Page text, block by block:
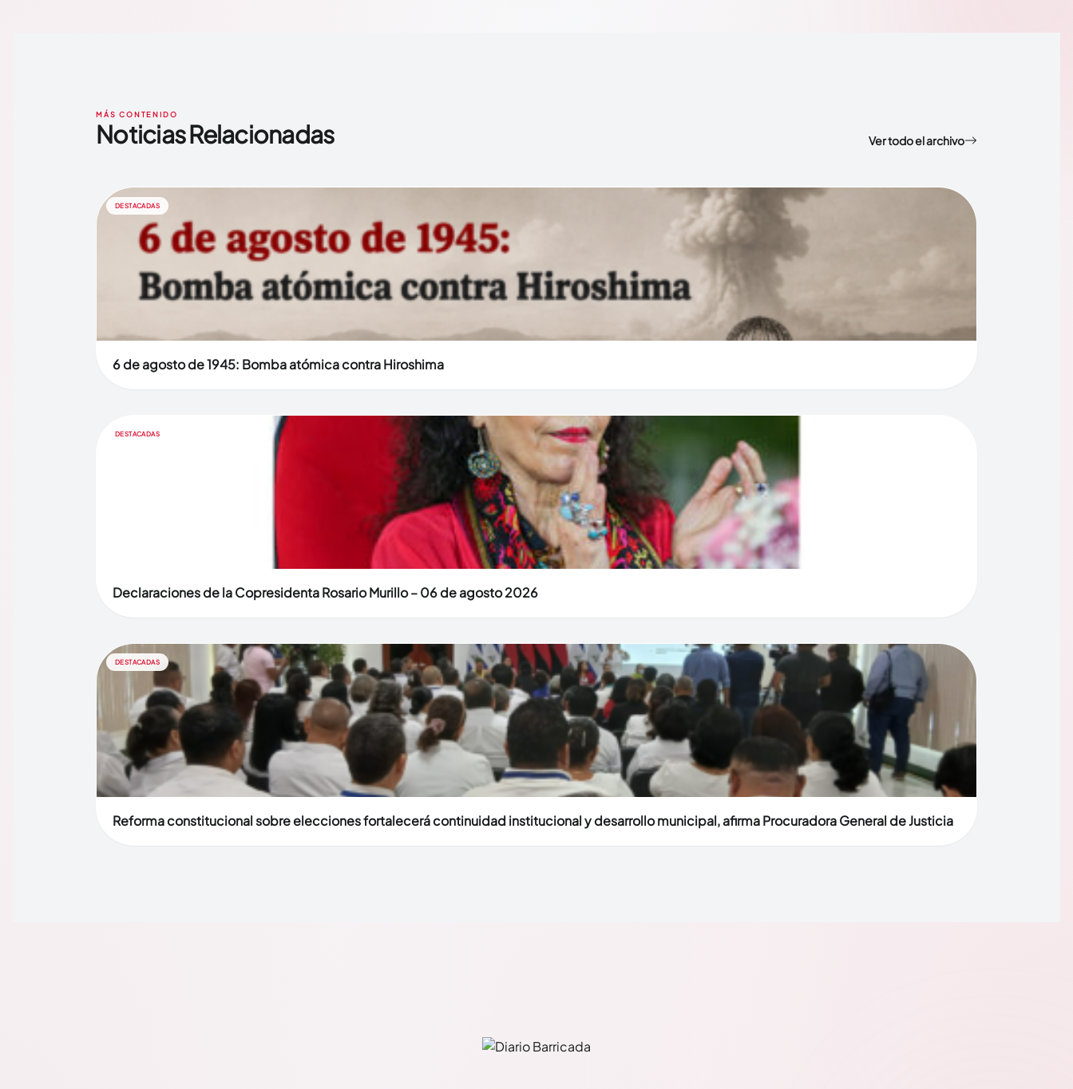
MÁS CONTENIDO
Noticias Relacionadas Ver todo el archivo
DESTACADAS
6 de agosto de 1945: Bomba atómica contra Hiroshima
DESTACADAS
Declaraciones de la Copresidenta Rosario Murillo – 06 de agosto 2026
DESTACADAS
Reforma constitucional sobre elecciones fortalecerá continuidad institucional y desarrollo municipal, afirma Procuradora General de Justicia